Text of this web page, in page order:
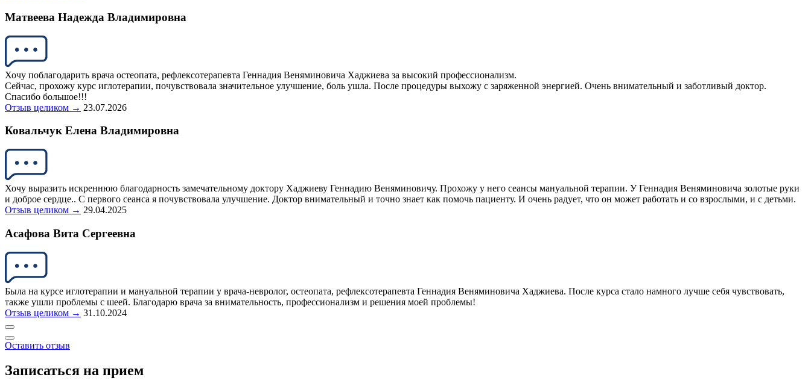
Матвеева Надежда Владимировна
Хочу поблагодарить врача остеопата, рефлексотерапевта Геннадия Веняминовича Хаджиева за высокий профессионализм.
Сейчас, прохожу курс иглотерапии, почувствовала значительное улучшение, боль ушла. После процедуры выхожу с заряженной энергией. Очень внимательный и заботливый доктор.
Спасибо большое!!!
Отзыв целиком → 23.07.2026
Ковальчук Елена Владимировна
Хочу выразить искреннюю благодарность замечательному доктору Хаджиеву Геннадию Веняминовичу. Прохожу у него сеансы мануальной терапии. У Геннадия Веняминовича золотые руки
и доброе сердце.. С первого сеанса я почувствовала улучшение. Доктор внимательный и точно знает как помочь пациенту. И очень радует, что он может работать и со взрослыми, и с детьми.
Отзыв целиком → 29.04.2025
Асафова Вита Сергеевна
Была на курсе иглотерапии и мануальной терапии у врача-невролог, остеопата, рефлексотерапевта Геннадия Веняминовича Хаджиева. После курса стало намного лучше себя чувствовать,
также ушли проблемы с шеей. Благодарю врача за внимательность, профессионализм и решения моей проблемы!
Отзыв целиком → 31.10.2024
Оставить отзыв
Записаться на прием